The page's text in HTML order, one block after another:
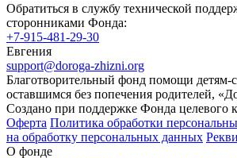
Обратиться в службу технической
сторонниками Фонда:
+7-915-481-29-30
Евгения
support@doroga-zhizni.org
Благотворительный фонд помощи детям-
оставшимся без попечения родителей,
Создано при поддержке Фонда целевого
Оферта Политика обработки
на обработку персональных данных
О фонде